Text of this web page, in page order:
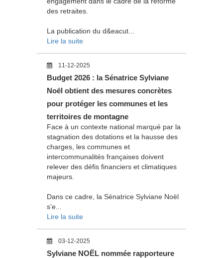
des retraites.
La publication du d&eacut...
Lire la suite
11-12-2025
Budget 2026 : la Sénatrice Sylviane
Noël obtient des mesures concrètes
pour protéger les communes et les
territoires de montagne
Face à un contexte national marqué par la
stagnation des dotations et la hausse des
charges, les communes et
intercommunalités françaises doivent
relever des défis financiers et climatiques
majeurs.
Dans ce cadre, la Sénatrice Sylviane Noël
s’e...
Lire la suite
03-12-2025
Sylviane NOËL nommée rapporteure